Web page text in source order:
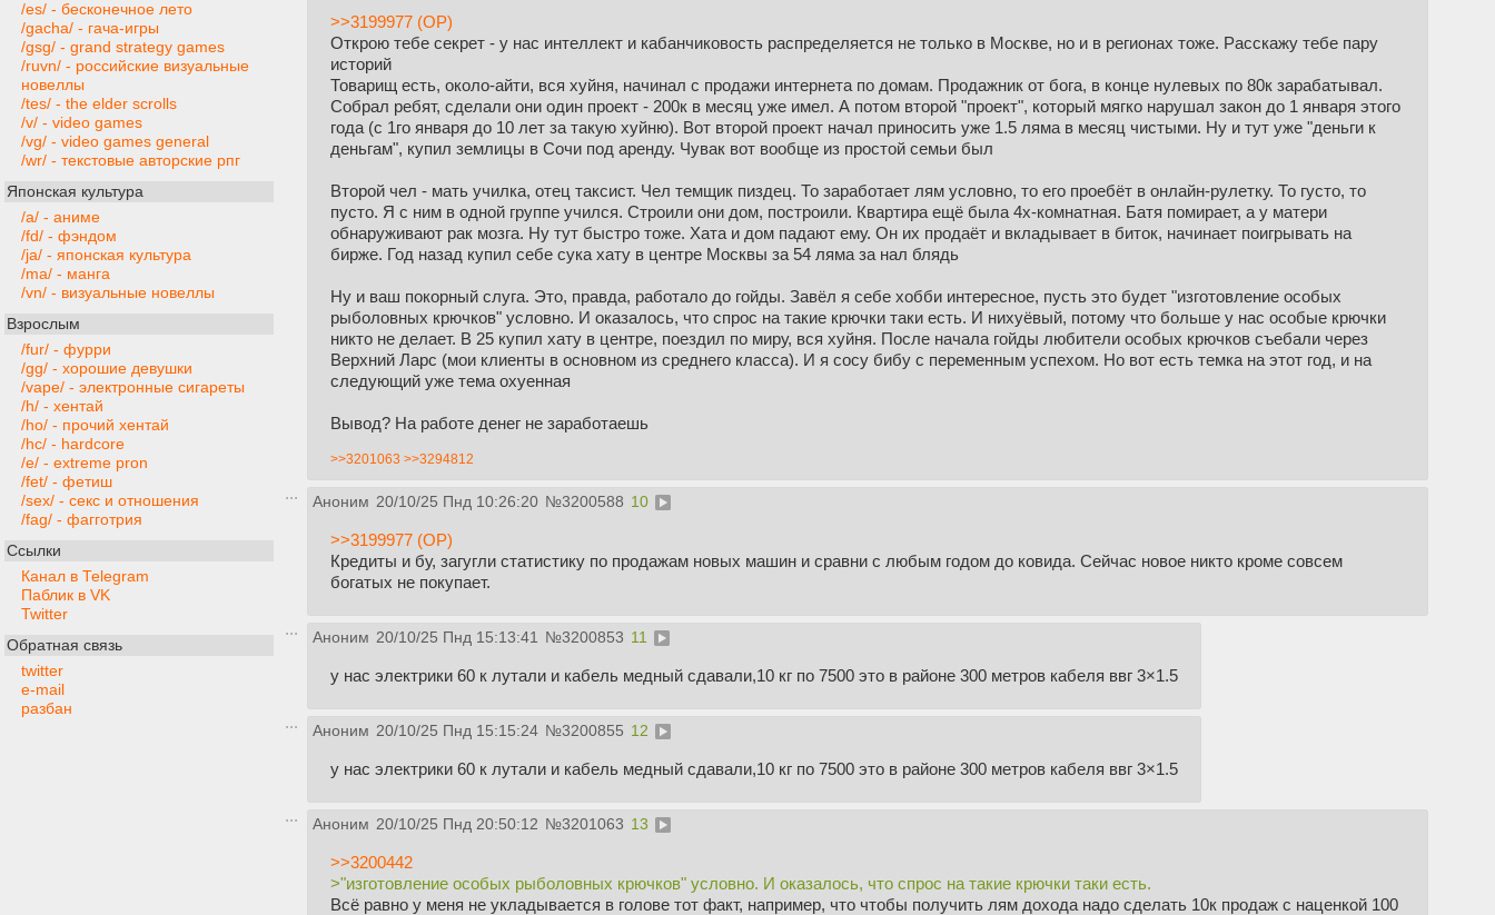
/es/ - бесконечное лето
/gacha/ - гача-игры
/gsg/ - grand strategy games
/ruvn/ - российские визуальные
новеллы
/tes/ - the elder scrolls
/v/ - video games
/vg/ - video games general
/wr/ - текстовые авторские рпг
Японская культура
/a/ - аниме
/fd/ - фэндом
/ja/ - японская культура
/ma/ - манга
/vn/ - визуальные новеллы
Взрослым
/fur/ - фурри
/gg/ - хорошие девушки
/vape/ - электронные сигареты
/h/ - хентай
/ho/ - прочий хентай
/hc/ - hardcore
/e/ - extreme pron
/fet/ - фетиш
/sex/ - секс и отношения
/fag/ - фагготрия
Ссылки
Канал в Telegram
Паблик в VK
Twitter
Обратная связь
twitter
e-mail
разбан
>>3199977 (OP)
Открою тебе секрет - у нас интеллект и кабанчиковость распределяется не только в Москве, но и в регионах тоже. Расскажу тебе пару
историй
Товарищ есть, около-айти, вся хуйня, начинал с продажи интернета по домам. Продажник от бога, в конце нулевых по 80к зарабатывал.
Собрал ребят, сделали они один проект - 200к в месяц уже имел. А потом второй "проект", который мягко нарушал закон до 1 января этого
года (с 1го января до 10 лет за такую хуйню). Вот второй проект начал приносить уже 1.5 ляма в месяц чистыми. Ну и тут уже "деньги к
деньгам", купил землицы в Сочи под аренду. Чувак вот вообще из простой семьи был
Второй чел - мать училка, отец таксист. Чел темщик пиздец. То заработает лям условно, то его проебёт в онлайн-рулетку. То густо, то
пусто. Я с ним в одной группе учился. Строили они дом, построили. Квартира ещё была 4х-комнатная. Батя помирает, а у матери
обнаруживают рак мозга. Ну тут быстро тоже. Хата и дом падают ему. Он их продаёт и вкладывает в биток, начинает поигрывать на
бирже. Год назад купил себе сука хату в центре Москвы за 54 ляма за нал блядь
Ну и ваш покорный слуга. Это, правда, работало до гойды. Завёл я себе хобби интересное, пусть это будет "изготовление особых
рыболовных крючков" условно. И оказалось, что спрос на такие крючки таки есть. И нихуёвый, потому что больше у нас особые крючки
никто не делает. В 25 купил хату в центре, поездил по миру, вся хуйня. После начала гойды любители особых крючков съебали через
Верхний Ларс (мои клиенты в основном из среднего класса). И я сосу бибу с переменным успехом. Но вот есть темка на этот год, и на
следующий уже тема охуенная
Вывод? На работе денег не заработаешь
>>3201063 >>3294812
Аноним 20/10/25 Пнд 10:26:20 №3200588 10
>>3199977 (OP)
Кредиты и бу, загугли статистику по продажам новых машин и сравни с любым годом до ковида. Сейчас новое никто кроме совсем
богатых не покупает.
Аноним 20/10/25 Пнд 15:13:41 №3200853 11
у нас электрики 60 к лутали и кабель медный сдавали,10 кг по 7500 это в районе 300 метров кабеля ввг 3×1.5
Аноним 20/10/25 Пнд 15:15:24 №3200855 12
у нас электрики 60 к лутали и кабель медный сдавали,10 кг по 7500 это в районе 300 метров кабеля ввг 3×1.5
Аноним 20/10/25 Пнд 20:50:12 №3201063 13
>>3200442
>"изготовление особых рыболовных крючков" условно. И оказалось, что спрос на такие крючки таки есть.
Всё равно у меня не укладывается в голове тот факт, например, что чтобы получить лям дохода надо сделать 10к продаж с наценкой 100